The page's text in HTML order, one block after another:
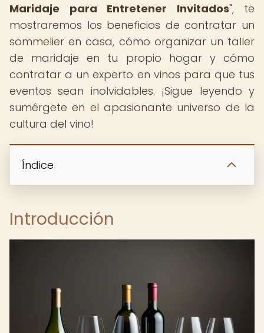
Maridaje para Entretener Invitados", te
mostraremos los beneficios de contratar un
sommelier en casa, cómo organizar un taller
de maridaje en tu propio hogar y cómo
contratar a un experto en vinos para que tus
eventos sean inolvidables. ¡Sigue leyendo y
sumérgete en el apasionante universo de la
cultura del vino!
Índice
Introducción